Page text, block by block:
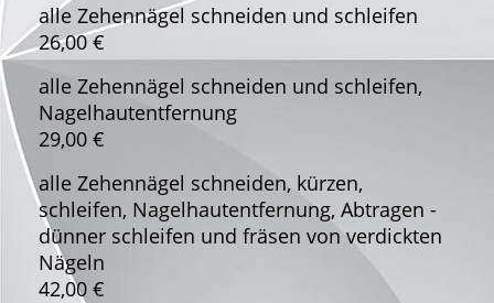
alle Zehennägel schneiden und schleifen
26,00 €
alle Zehennägel schneiden und schleifen,
Nagelhautentfernung
29,00 €
alle Zehennägel schneiden, kürzen,
schleifen, Nagelhautentfernung, Abtragen -
dünner schleifen und fräsen von verdickten
Nägeln
42,00 €